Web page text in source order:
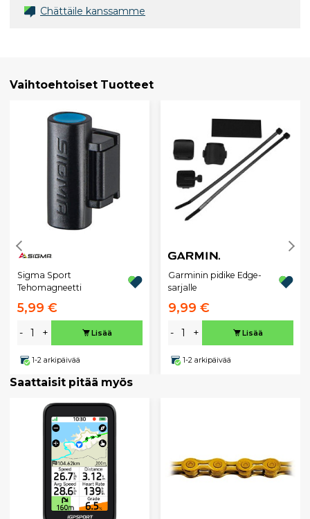
Chättäile kanssamme
Vaihtoehtoiset Tuotteet
Sigma Sport
Tehomagneetti
5,99 €
- + Lisää
1-2 arkipäivää
Garminin pidike Edge-
sarjalle
9,99 €
- + Lisää
1-2 arkipäivää
Saattaisit pitää myös